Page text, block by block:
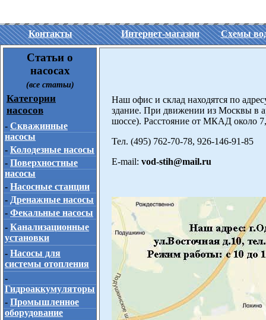
Контакты Интернет-магазин Схемы
Статьи о
насосах
(все статьи)
Категории
насосов
- Скважинные
насосы
- Колодезные насосы
- Поверхностные
насосы
- Насосные станции
- Дренажные насосы
- Фекальные насосы
- Канализационные
установки
- Насосы для
системы отопления
-
Гидроаккумуляторы
- Промышленное
оборудование
Наш офис и склад находятся по
здание. При движении из Москвы в
шоссе). Расстояние от МКАД около
Тел. (495) 762-70-78, 926-146-91-85
E-mail: vod-stih@mail.ru